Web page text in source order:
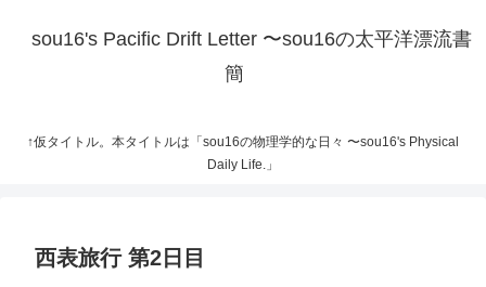
sou16's Pacific Drift Letter 〜sou16の太平洋漂流書
簡
↑仮タイトル。本タイトルは「sou16の物理学的な日々 〜sou16's Physical
Daily Life.」
西表旅行 第2日目